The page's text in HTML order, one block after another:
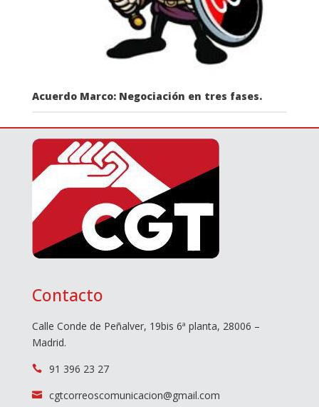
Acuerdo Marco: Negociación en tres fases.
Contacto
Calle Conde de Peñalver, 19bis 6ª planta, 28006 –
Madrid.
 91 396 23 27
 cgtcorreoscomunicacion@gmail.com